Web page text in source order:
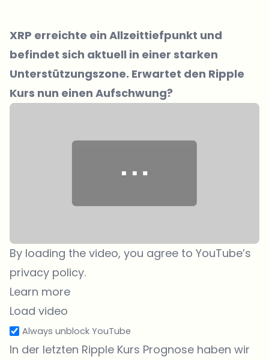
XRP erreichte ein Allzeittiefpunkt und
befindet sich aktuell in einer starken
Unterstützungszone. Erwartet den Ripple
Kurs nun einen Aufschwung?
By loading the video, you agree to YouTube’s
privacy policy.
Learn more
Load video
Always unblock YouTube
In der letzten Ripple Kurs Prognose haben wir